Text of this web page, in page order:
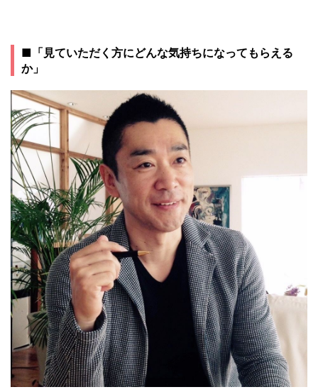
■「見ていただく方にどんな気持ちになってもらえる
か」